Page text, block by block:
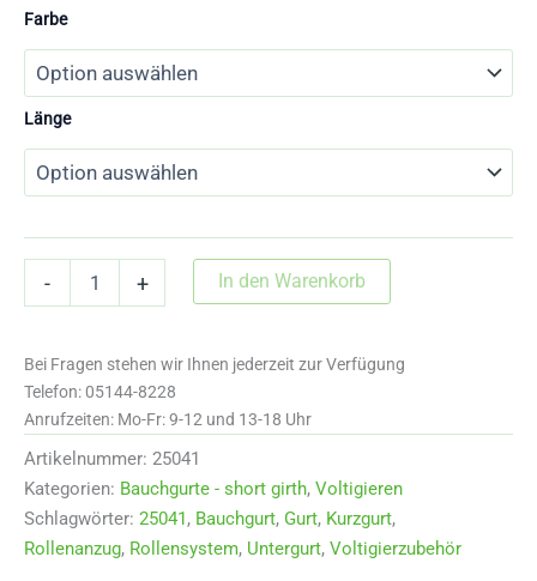
Farbe
Länge
-
für
Rollenanzug
Menge
+ In den Warenkorb
Bei Fragen stehen wir Ihnen jederzeit zur Verfügung
Telefon: 05144-8228
Anrufzeiten: Mo-Fr: 9-12 und 13-18 Uhr
Artikelnummer: 25041
Kategorien: Bauchgurte - short girth, Voltigieren
Schlagwörter: 25041, Bauchgurt, Gurt, Kurzgurt,
Rollenanzug, Rollensystem, Untergurt, Voltigierzubehör